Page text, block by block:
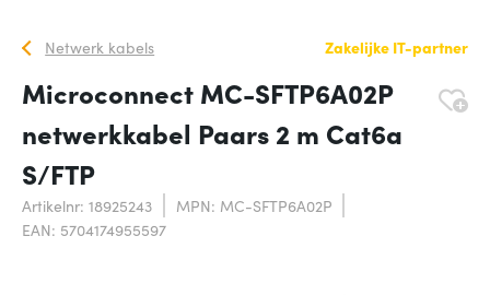
Netwerk kabels Zakelijke IT-partner
Microconnect MC-SFTP6A02P
netwerkkabel Paars 2 m Cat6a
S/FTP
Artikelnr: 18925243
MPN: MC-SFTP6A02P
EAN: 5704174955597